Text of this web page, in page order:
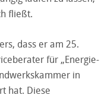
fließt.
dass er am 25.
für „Energie-
in
hat. Diese